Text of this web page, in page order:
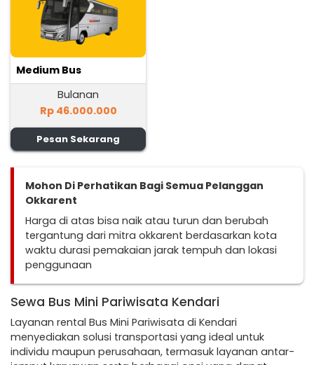
Medium Bus
Bulanan
Rp 46.000.000
Pesan Sekarang
Mohon Di Perhatikan Bagi Semua Pelanggan
Okkarent
Harga di atas bisa naik atau turun dan berubah
tergantung dari mitra okkarent berdasarkan kota
waktu durasi pemakaian jarak tempuh dan lokasi
penggunaan
Sewa Bus Mini Pariwisata Kendari
Layanan rental Bus Mini Pariwisata di Kendari
menyediakan solusi transportasi yang ideal untuk
individu maupun perusahaan, termasuk layanan antar-